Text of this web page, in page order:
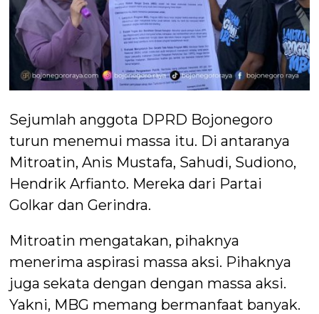
Sejumlah anggota DPRD Bojonegoro
turun menemui massa itu. Di antaranya
Mitroatin, Anis Mustafa, Sahudi, Sudiono,
Hendrik Arfianto. Mereka dari Partai
Golkar dan Gerindra.
Mitroatin mengatakan, pihaknya
menerima aspirasi massa aksi. Pihaknya
juga sekata dengan dengan massa aksi.
Yakni, MBG memang bermanfaat banyak.